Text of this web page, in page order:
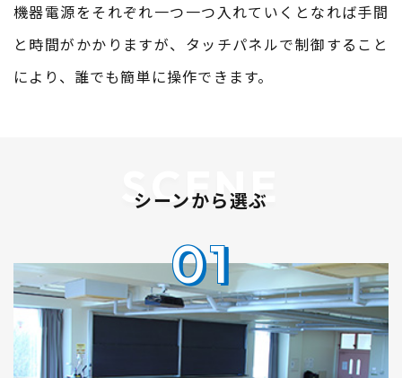
機器電源をそれぞれ一つ一つ入れていくとなれば手間
と時間がかかりますが、タッチパネルで制御すること
により、誰でも簡単に操作できます。
SCENE
シーンから選ぶ
01
01